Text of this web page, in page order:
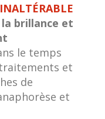
brillance et
le temps
et
de
et